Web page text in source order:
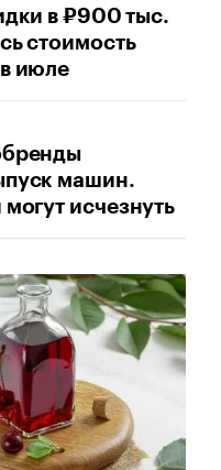
в ₽900 тыс.
стоимость
июле
машин.
исчезнуть